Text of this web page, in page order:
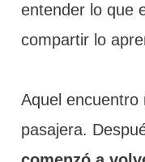
entender lo que
compartir lo
Aquel encuentro
pasajera.